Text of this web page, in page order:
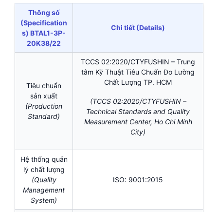
Thông số
(Specification
s) BTAL1-3P-
20K38/22
Chi tiết (Details)
Tiêu chuẩn
sản xuất
(Production
Standard)
TCCS 02:2020/CTYFUSHIN – Trung
tâm Kỹ Thuật Tiêu Chuẩn Đo Lường
Chất Lượng TP. HCM
(TCCS 02:2020/CTYFUSHIN –
Technical Standards and Quality
Measurement Center, Ho Chi Minh
City)
Hệ thống quản
lý chất lượng
(Quality
Management
System)
ISO: 9001:2015